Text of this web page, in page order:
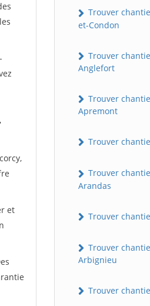
et
Trouver
et-Condon
Trouver
Anglefort
Trouver
Apremont
Trouver
Trouver
Arandas
Trouver
Trouver
Arbignieu
Trouver